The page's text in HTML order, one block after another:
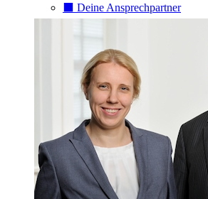
⬛️ Deine Ansprechpartner